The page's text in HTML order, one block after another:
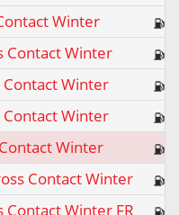
Winter
Contact Winter
Contact Winter
Contact Winter
Winter
Contact Winter
Contact Winter FR